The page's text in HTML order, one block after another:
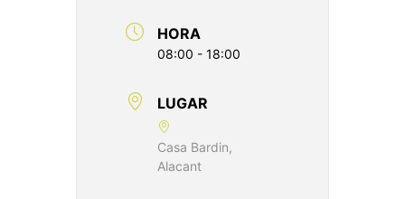
HORA
08:00 - 18:00
LUGAR
Casa Bardin,
Alacant